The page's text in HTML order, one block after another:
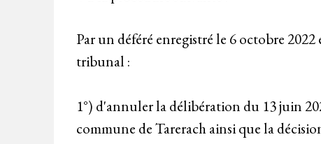
Par un déféré enregistré le 6 octobre
tribunal :
1°) d'annuler la délibération du 13 juin
commune de Tarerach ainsi que la